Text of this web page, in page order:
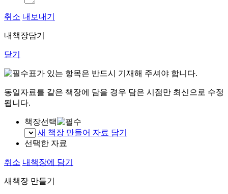
취소 내보내기
내책장담기
닫기
표가 있는 항목은 반드시 기재해 주셔야 합니다.
동일자료를 같은 책장에 담을 경우 담은 시점만 최신으로 수정
됩니다.
책장선택
새 책장 만들어 자료 담기
선택한 자료
취소 내책장에 담기
새책장 만들기